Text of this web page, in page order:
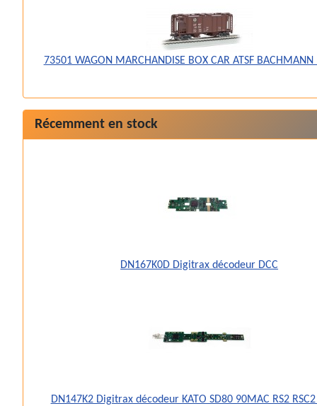
73501 WAGON MARCHANDISE BOX CAR ATSF
Récemment en stock
DN167K0D Digitrax décodeur DCC
DN147K2 Digitrax décodeur KATO SD80 90MAC RS2 RSC2